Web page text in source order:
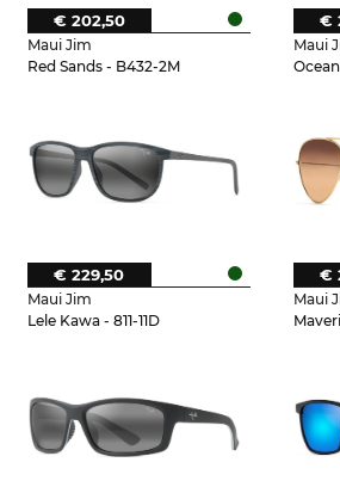
Maui Jim
Red Sands - B432-2M
€ 202,50
Maui
€
Maui Jim
Lele Kawa - 811-11D
€ 229,50
Maui
€